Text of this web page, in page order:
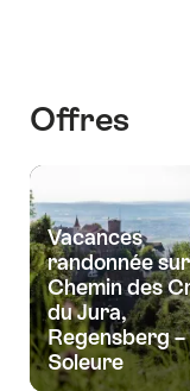
Offres
Vacances
randonnée
Chemin des
du Jura,
Regensberg –
Soleure